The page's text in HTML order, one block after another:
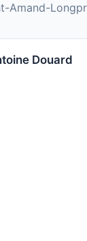
Amand-
Douard